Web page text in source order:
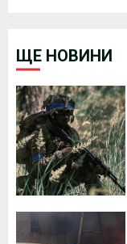
ЩЕ НОВИНИ